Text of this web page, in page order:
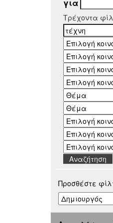
για
Τρέχοντα
Προσθέστε